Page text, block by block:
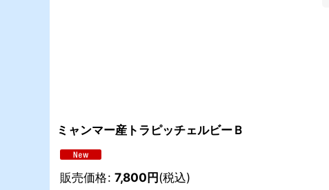
ミャンマー産トラピッチェルビーＢ
販売価格: 7,800円(税込)